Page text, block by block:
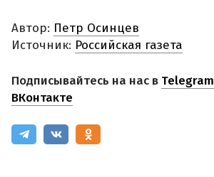
Автор: Петр Осинцев
Источник: Российская газета
Подписывайтесь на нас в Telegram
ВКонтакте